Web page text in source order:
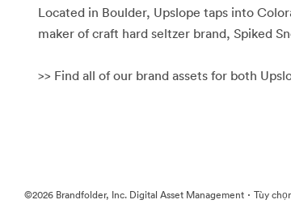
Located in Boulder, Upslope taps into
maker of craft hard seltzer brand, Spiked
>> Find all of our brand assets for both
©2026 Brandfolder, Inc. Digital Asset Management · Tùy